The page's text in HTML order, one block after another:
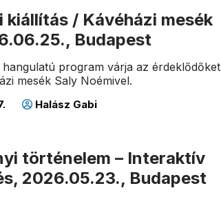
kiállítás / Kávéházi mesék
Budapest
program várja az érdeklődőket
mesék Saly Noémivel.
Halász Gabi
történelem – Interaktív
2026.05.23., Budapest